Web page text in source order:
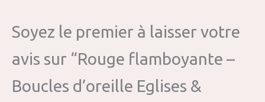
Soyez le premier à laisser votre
avis sur “Rouge flamboyante –
Boucles d’oreille Eglises &